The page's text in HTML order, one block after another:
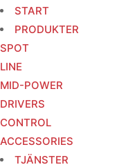
START
PRODUKTER
SPOT
LINE
MID-POWER
DRIVERS
CONTROL
ACCESSORIES
TJÄNSTER